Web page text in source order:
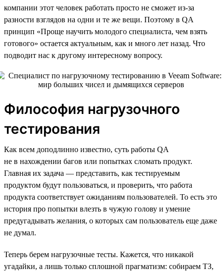
компании этот человек работать просто не сможет из-за
разности взглядов на одни и те же вещи. Поэтому в QA
принцип «Проще научить молодого специалиста, чем взять
готового» остается актуальным, как и много лет назад. Что
подводит нас к другому интересному вопросу.
Философия нагрузочного
тестирования
Как всем доподлинно известно, суть работы QA
не в нахождении багов или попытках сломать продукт.
Главная их задача — представить, как тестируемым
продуктом будут пользоваться, и проверить, что работа
продукта соответствует ожиданиям пользователей. То есть это
история про попытки влезть в чужую голову и умение
предугадывать желания, о которых сам пользователь еще даже
не думал.
Теперь берем нагрузочные тесты. Кажется, что никакой
угадайки, а лишь только сплошной прагматизм: собираем ТЗ,